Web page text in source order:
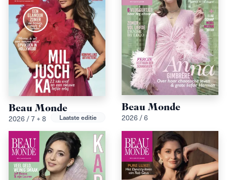
Beau Monde
2026 / 7 + 8 Laatste editie
Beau Monde
2026 / 6